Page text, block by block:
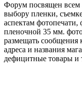
Форум посвящен всем
выбору пленки,
аспектам
пленочной 35 мм.
размещать сообщения
адреса и названия
дефицитные товары и